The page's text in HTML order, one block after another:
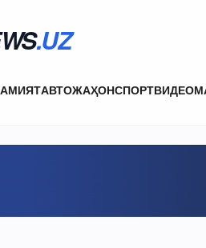
.UZ
АВТОЖАҲОНСПОРТВИДЕО